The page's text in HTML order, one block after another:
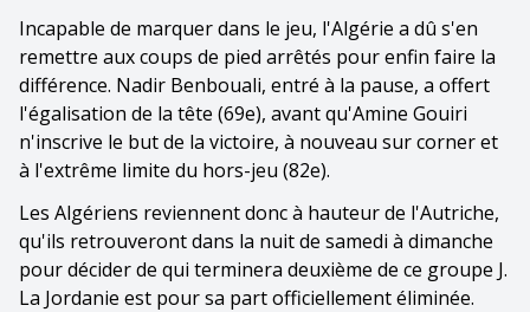
Incapable de marquer dans le jeu, l'Algérie a dû s'en
remettre aux coups de pied arrêtés pour enfin faire la
différence. Nadir Benbouali, entré à la pause, a offert
l'égalisation de la tête (69e), avant qu'Amine Gouiri
n'inscrive le but de la victoire, à nouveau sur corner et
à l'extrême limite du hors-jeu (82e).
Les Algériens reviennent donc à hauteur de l'Autriche,
qu'ils retrouveront dans la nuit de samedi à dimanche
pour décider de qui terminera deuxième de ce groupe J.
La Jordanie est pour sa part officiellement éliminée.